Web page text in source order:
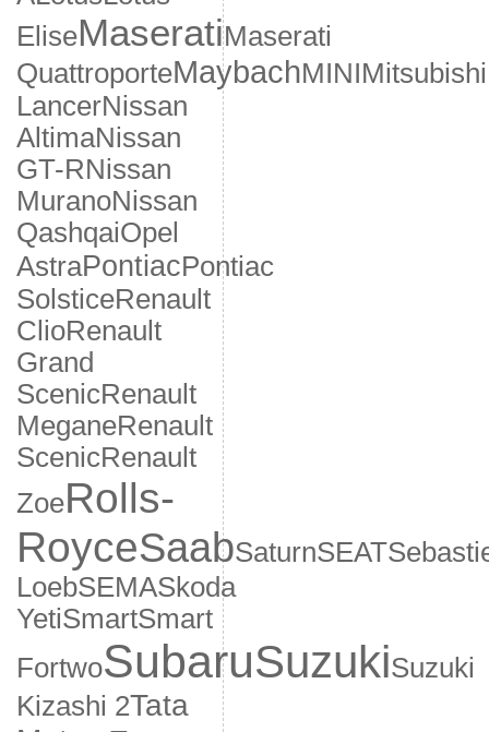
EliseMaseratiMaserati
QuattroporteMaybachMINIMitsubishi
LancerNissan
AltimaNissan
GT-RNissan
MuranoNissan
QashqaiOpel
AstraPontiacPontiac
SolsticeRenault
ClioRenault
Grand
ScenicRenault
MeganeRenault
ScenicRenault
ZoeRolls-
RoyceSaabSaturnSEAT
LoebSEMASkoda
YetiSmartSmart
FortwoSubaruSuzukiSuzuki
Kizashi 2Tata